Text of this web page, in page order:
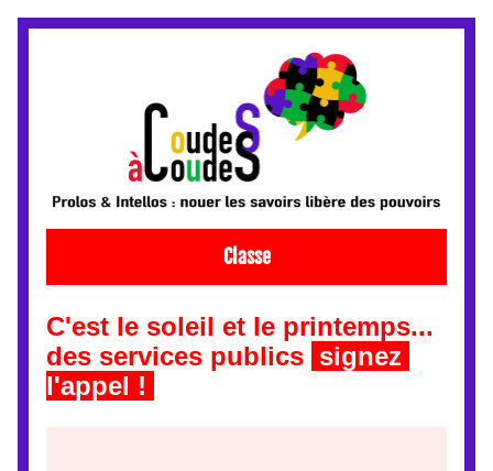
Classe
C'est le soleil et le printemps...
des services publics signez
l'appel !